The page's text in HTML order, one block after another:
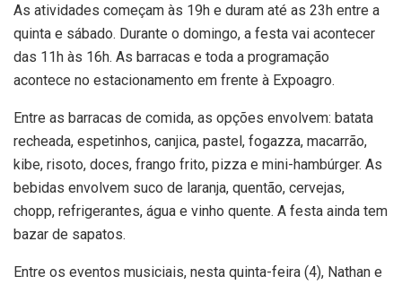
As atividades começam às 19h e duram até as 23h entre a
quinta e sábado. Durante o domingo, a festa vai acontecer
das 11h às 16h. As barracas e toda a programação
acontece no estacionamento em frente à Expoagro.
Entre as barracas de comida, as opções envolvem: batata
recheada, espetinhos, canjica, pastel, fogazza, macarrão,
kibe, risoto, doces, frango frito, pizza e mini-hambúrger. As
bebidas envolvem suco de laranja, quentão, cervejas,
chopp, refrigerantes, água e vinho quente. A festa ainda tem
bazar de sapatos.
Entre os eventos musiciais, nesta quinta-feira (4), Nathan e